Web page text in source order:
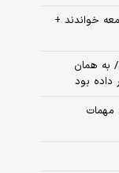
خواندند +
به همان
داده بود
مهمات